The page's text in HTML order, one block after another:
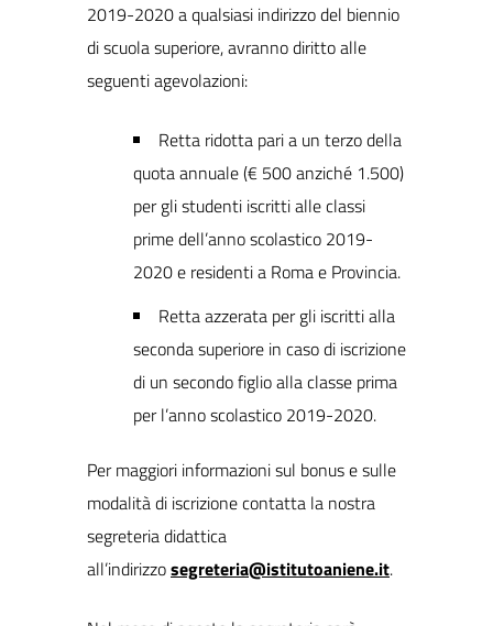
2019-2020 a qualsiasi indirizzo del biennio
di scuola superiore, avranno diritto alle
seguenti agevolazioni:
Retta ridotta pari a un terzo della
quota annuale (€ 500 anziché 1.500)
per gli studenti iscritti alle classi
prime dell’anno scolastico 2019-
2020 e residenti a Roma e Provincia.
Retta azzerata per gli iscritti alla
seconda superiore in caso di iscrizione
di un secondo figlio alla classe prima
per l’anno scolastico 2019-2020.
Per maggiori informazioni sul bonus e sulle
modalità di iscrizione contatta la nostra
segreteria didattica
all’indirizzosegreteria@istitutoaniene.it.